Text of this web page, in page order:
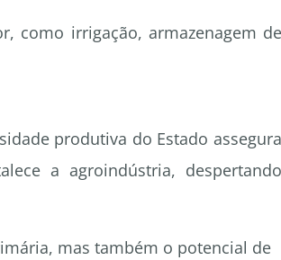
como irrigação, armazenagem de
produtiva do Estado assegura
a agroindústria, despertando
mas também o potencial de